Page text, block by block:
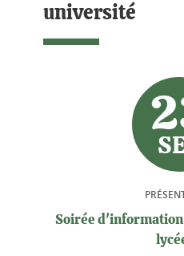
université
Soirée d'information